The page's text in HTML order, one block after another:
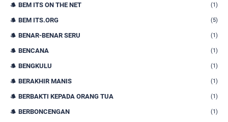
BEM ITS ON THE NET (1)
BEM ITS.ORG (5)
BENAR-BENAR SERU (1)
BENCANA (1)
BENGKULU (1)
BERAKHIR MANIS (1)
BERBAKTI KEPADA ORANG TUA (1)
BERBONCENGAN (1)